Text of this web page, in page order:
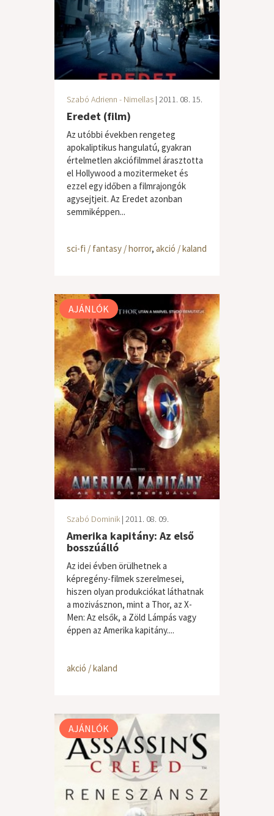
Szabó Adrienn - Nimellas | 2011. 08. 15.
Eredet (film)
Az utóbbi években rengeteg
apokaliptikus hangulatú, gyakran
értelmetlen akciófilmmel árasztotta
el Hollywood a mozitermeket és
ezzel egy időben a filmrajongók
agysejtjeit. Az Eredet azonban
semmiképpen...
sci-fi / fantasy / horror, akció / kaland
AJÁNLÓK
Szabó Dominik | 2011. 08. 09.
Amerika kapitány: Az első
bosszúálló
Az idei évben örülhetnek a
képregény-filmek szerelmesei,
hiszen olyan produkciókat láthatnak
a mozivásznon, mint a Thor, az X-
Men: Az elsők, a Zöld Lámpás vagy
éppen az Amerika kapitány....
akció / kaland
AJÁNLÓK